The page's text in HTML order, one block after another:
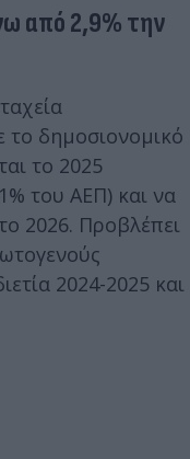
από 2,9% την
δημοσιονομικό
το 2025
του ΑΕΠ) και να
2026. Προβλέπει
2024-2025 και